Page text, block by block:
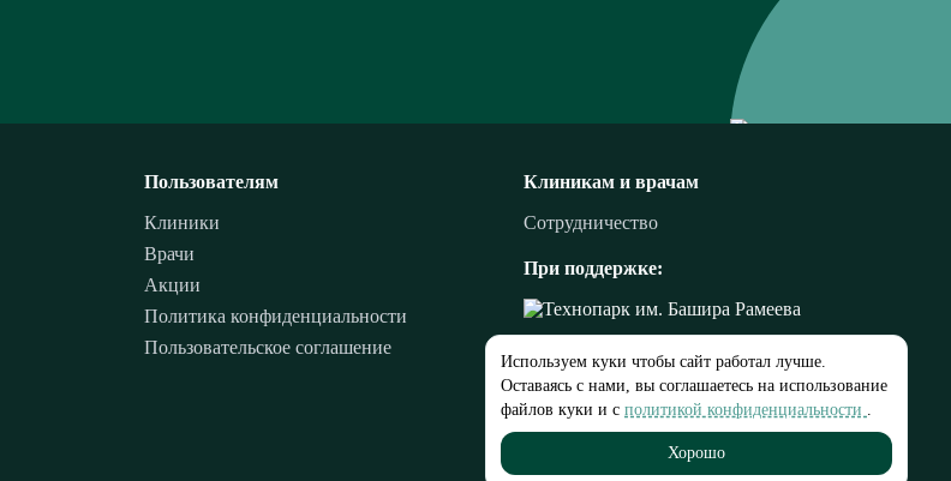
Клиникам и врачам
Сотрудничество
При поддержке:
Пользователям
Клиники
Врачи
Акции
Политика конфиденциальности
Пользовательское соглашение
Используем куки чтобы сайт работал лучше.
Оставаясь с нами, вы соглашаетесь на использование
файлов куки и с политикой конфиденциальности .
Хорошо